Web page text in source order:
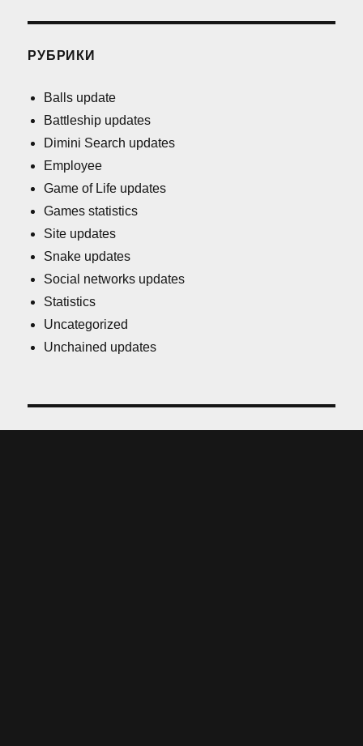
РУБРИКИ
Balls update
Battleship updates
Dimini Search updates
Employee
Game of Life updates
Games statistics
Site updates
Snake updates
Social networks updates
Statistics
Uncategorized
Unchained updates